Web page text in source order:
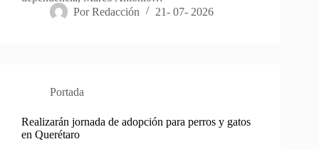
Por Redacción 21- 07- 2026
Portada
Realizarán jornada de adopción para perros y gatos
en Querétaro